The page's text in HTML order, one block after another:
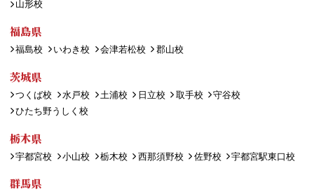
山形校
福島県
福島校 いわき校 会津若松校 郡山校
茨城県
つくば校 水戸校 土浦校 日立校 取手校
守谷校
ひたち野うしく校
栃木県
宇都宮校 小山校 栃木校 西那須野校 佐野校 宇都宮駅東口校
群馬県